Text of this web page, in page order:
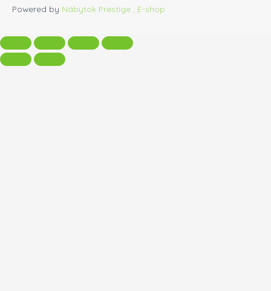
Powered by Nábytok Prestige , E-shop